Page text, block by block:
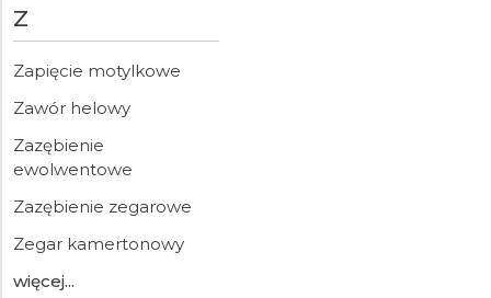
Z
Zapięcie motylkowe
Zawór helowy
Zazębienie
ewolwentowe
Zazębienie zegarowe
Zegar kamertonowy
więcej...